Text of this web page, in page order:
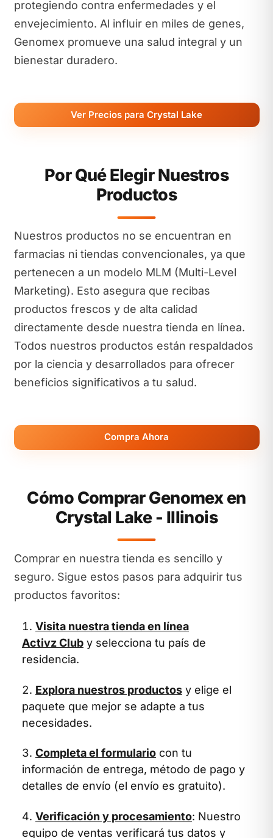
protegiendo contra enfermedades y el
envejecimiento. Al influir en miles de genes,
Genomex promueve una salud integral y un
bienestar duradero.
Ver Precios para Crystal Lake
Por Qué Elegir Nuestros
Productos
Nuestros productos no se encuentran en
farmacias ni tiendas convencionales, ya que
pertenecen a un modelo MLM (Multi-Level
Marketing). Esto asegura que recibas
productos frescos y de alta calidad
directamente desde nuestra tienda en línea.
Todos nuestros productos están respaldados
por la ciencia y desarrollados para ofrecer
beneficios significativos a tu salud.
Compra Ahora
Cómo Comprar Genomex en
Crystal Lake - Illinois
Comprar en nuestra tienda es sencillo y
seguro. Sigue estos pasos para adquirir tus
productos favoritos:
Visita nuestra tienda en línea
Activz Club y selecciona tu país de
residencia.
Explora nuestros productos y elige el
paquete que mejor se adapte a tus
necesidades.
Completa el formulario con tu
información de entrega, método de pago y
detalles de envío (el envío es gratuito).
Verificación y procesamiento: Nuestro
equipo de ventas verificará tus datos y